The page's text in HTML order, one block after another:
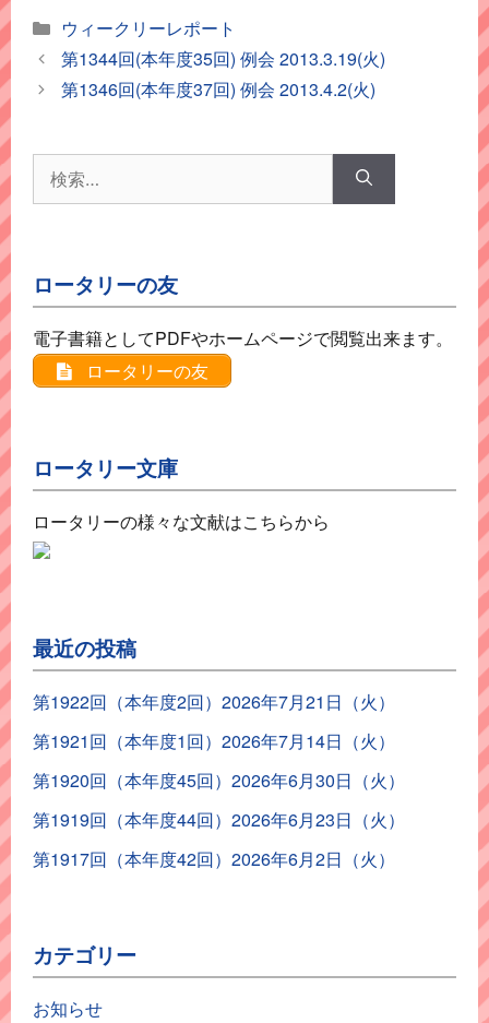
カ
テ
ゴ
リ
ウィークリーレポート
第1344回(本年度35回) 例会 2013.3.19(火)
第1346回(本年度37回) 例会 2013.4.2(火)
索:
ロータリーの友
電子書籍としてPDFやホームページで閲覧出来ます。
ロータリーの友
ロータリー文庫
ロータリーの様々な文献はこちらから
最近の投稿
第1922回（本年度2回）2026年7月21日（火）
第1921回（本年度1回）2026年7月14日（火）
第1920回（本年度45回）2026年6月30日（火）
第1919回（本年度44回）2026年6月23日（火）
第1917回（本年度42回）2026年6月2日（火）
カテゴリー
お知らせ